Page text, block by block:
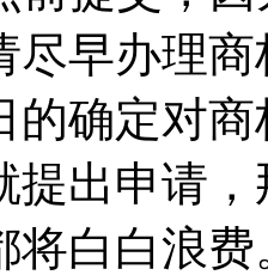
尽早办理
的确定对
提出申请
将白白浪费